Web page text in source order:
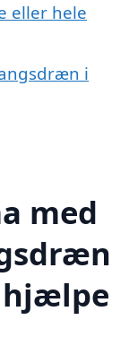
eller hele
i
med
hjælpe